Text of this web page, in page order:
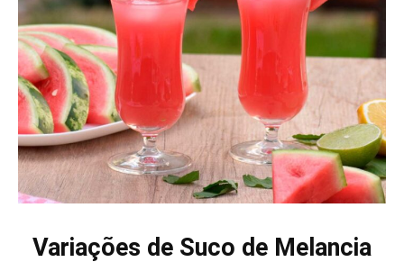
Variações de Suco de Melancia